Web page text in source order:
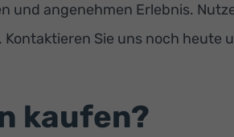
und angenehmen Erlebnis.
Sie uns noch heute
kaufen?